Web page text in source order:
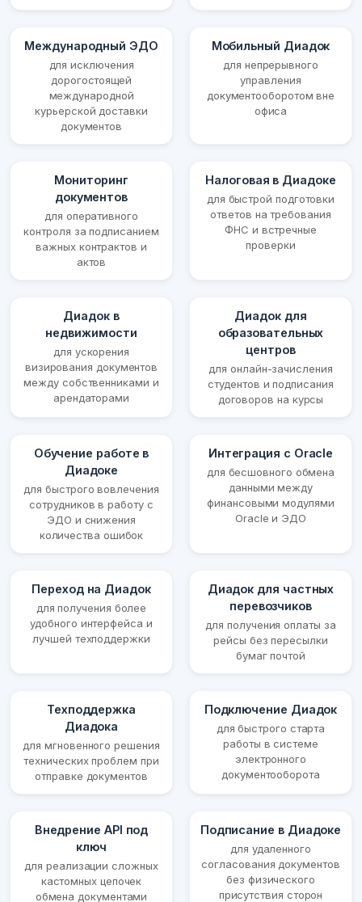
Международный ЭДО
для исключения
дорогостоящей
международной
курьерской доставки
документов
Мобильный Диадок
для непрерывного
управления
документооборотом вне
офиса
Мониторинг
документов
для оперативного
контроля за подписанием
важных контрактов и
актов
Налоговая в Диадоке
для быстрой подготовки
ответов на требования
ФНС и встречные
проверки
Диадок в
недвижимости
для ускорения
визирования документов
между собственниками и
арендаторами
Диадок для
образовательных
центров
для онлайн-зачисления
студентов и подписания
договоров на курсы
Обучение работе в
Диадоке
для быстрого вовлечения
сотрудников в работу с
ЭДО и снижения
количества ошибок
Интеграция с Oracle
для бесшовного обмена
данными между
финансовыми модулями
Oracle и ЭДО
Переход на Диадок
для получения более
удобного интерфейса и
лучшей техподдержки
Диадок для частных
перевозчиков
для получения оплаты за
рейсы без пересылки
бумаг почтой
Техподдержка
Диадока
для мгновенного решения
технических проблем при
отправке документов
Подключение Диадок
для быстрого старта
работы в системе
электронного
документооборота
Внедрение API под
ключ
для реализации сложных
кастомных цепочек
обмена документами
Подписание в Диадоке
для удаленного
согласования документов
без физического
присутствия сторон